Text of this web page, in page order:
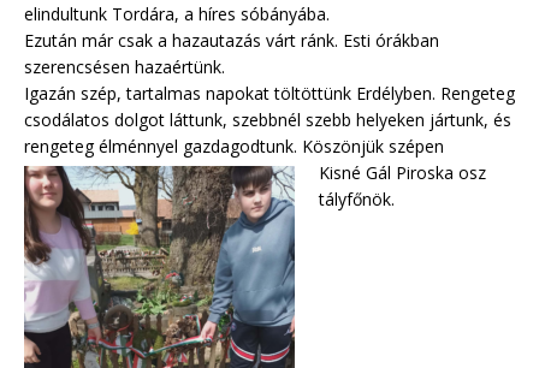
elindultunk Tordára, a híres sóbányába.
Ezután már csak a hazautazás várt ránk. Esti órákban
szerencsésen hazaértünk.
Igazán szép, tartalmas napokat töltöttünk Erdélyben. Rengeteg
csodálatos dolgot láttunk, szebbnél szebb helyeken jártunk, és
rengeteg élménnyel gazdagodtunk. Köszönjük szépen
Kisné Gál Piroska osz
tályfőnök.